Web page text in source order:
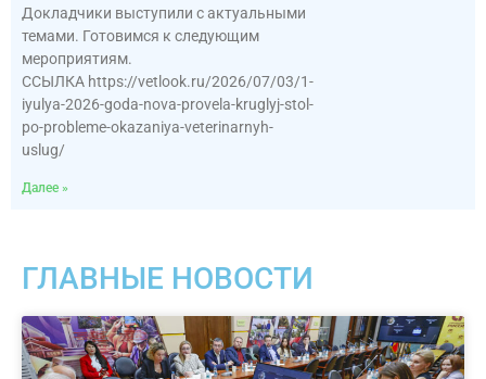
Докладчики выступили с актуальными
темами. Готовимся к следующим
мероприятиям.
ССЫЛКА https://vetlook.ru/2026/07/03/1-
iyulya-2026-goda-nova-provela-kruglyj-stol-
po-probleme-okazaniya-veterinarnyh-
uslug/
Далее »
ГЛАВНЫЕ НОВОСТИ